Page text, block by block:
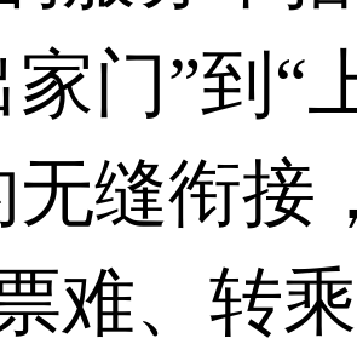
家门”到“
无缝衔接
难、转